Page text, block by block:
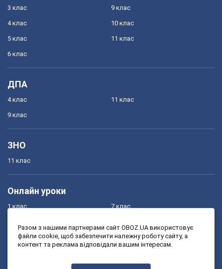
3 клас
4 клас
5 клас
6 клас
9 клас
10 клас
11 клас
ДПА
4 клас
9 клас
11 клас
ЗНО
11 клас
Онлайн уроки
1 клас
3 клас
7 клас
9 клас
Разом з нашими партнерами сайт OBOZ.UA використовує
файли cookie, щоб забезпечити належну роботу сайту, а
контент та реклама відповідали вашим інтересам.